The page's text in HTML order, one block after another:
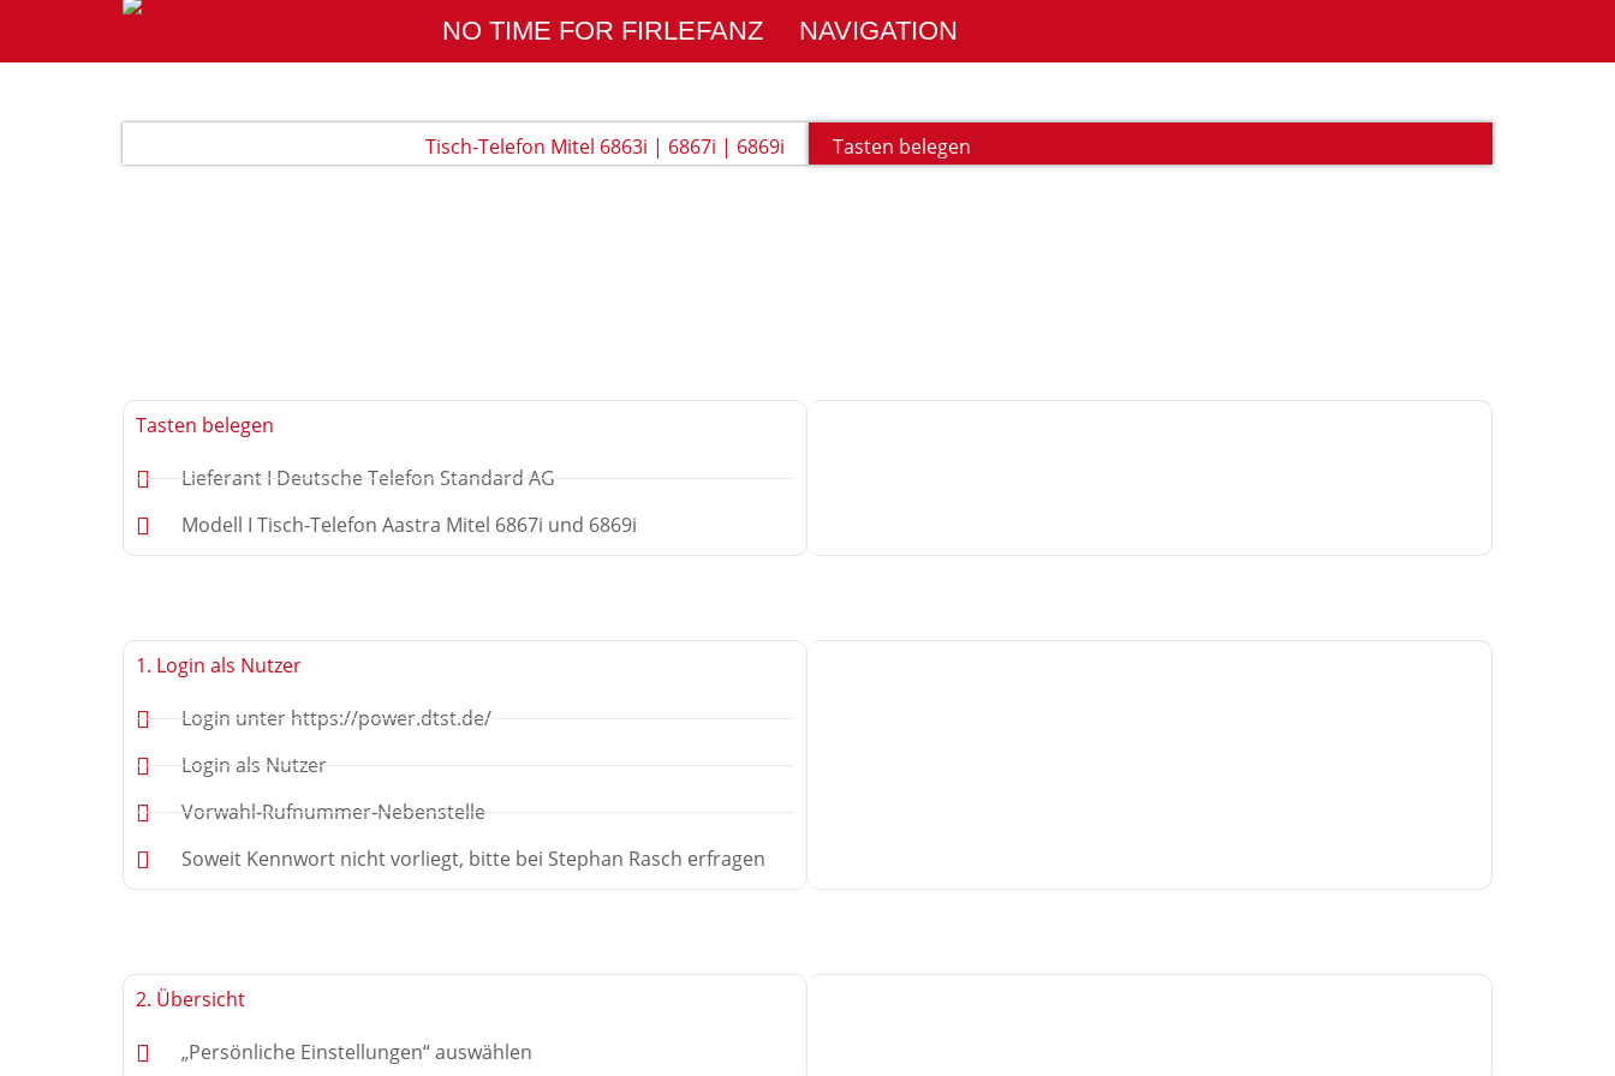
NO TIME FOR FIRLEFANZ NAVIGATION
Tisch-Telefon Mitel 6863i | 6867i | 6869i Tasten belegen
Tasten belegen
Lieferant I Deutsche Telefon Standard AG
Modell I Tisch-Telefon Aastra Mitel 6867i und 6869i
1. Login als Nutzer
Login unter https://power.dtst.de/
Login als Nutzer
Vorwahl-Rufnummer-Nebenstelle
Soweit Kennwort nicht vorliegt, bitte bei Stephan Rasch erfragen
2. Übersicht
„Persönliche Einstellungen“ auswählen